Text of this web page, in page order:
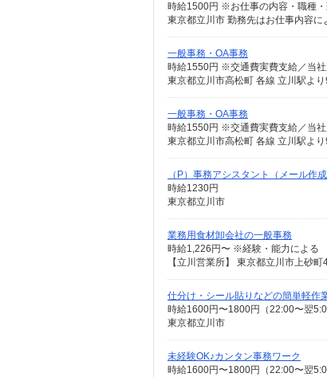
時給1500円 ※お仕事の内容・職種
東京都立川市 勤務先はお仕事内容
一般事務・OA事務
時給1550円 ※交通費実費支給／当社
東京都立川市高松町 各線 立川駅よ
一般事務・OA事務
時給1550円 ※交通費実費支給／当社
東京都立川市高松町 各線 立川駅よ
（P）事務アシスタント（メール作
時給1230円
東京都立川市
業務用食材卸会社の一般事務
時給1,226円〜 ※経験・能力による
仕分け・シール貼りなどの簡単軽作
時給1600円〜1800円（22:00〜翌
東京都立川市
未経験OK♪カンタン事務ワーク
時給1600円〜1800円（22:00〜翌